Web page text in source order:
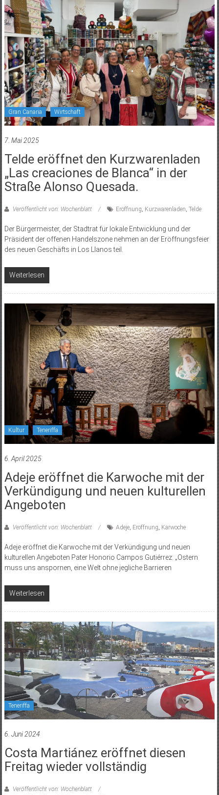
Gran Canaria Wirtschaft
7. Mai 2025
Telde eröffnet den Kurzwarenladen
„Las creaciones de Blanca“ in der
Straße Alonso Quesada.
Veröffentlicht von: Wochenblatt Eröffnung Kurzwarenladen Telde
Der Bürgermeister, der Stadtrat für lokale Entwicklung und der
Präsident der offenen Handelszone nehmen an der Eröffnungsfeier
des neuen Geschäfts in Los Llanos teil.
Weiterlesen
Kultur Teneriffa
6. April 2025
Adeje eröffnet die Karwoche mit der
Verkündigung und neuen kulturellen
Angeboten
Veröffentlicht von: Wochenblatt Adeje, Eröffnung, Karwoche
Adeje eröffnet die Karwoche mit der Verkündigung und neuen
kulturellen Angeboten Pater Honorio Campos Gutiérrez: „Ostern
muss uns anspornen, eine Welt ohne jegliche Barrieren
Weiterlesen
Teneriffa
6. Juni 2024
Costa Martiánez eröffnet diesen
Freitag wieder vollständig
Veröffentlicht von: Wochenblatt